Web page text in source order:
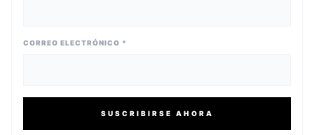
CORREO ELECTRÓNICO *
SUSCRIBIRSE AHORA